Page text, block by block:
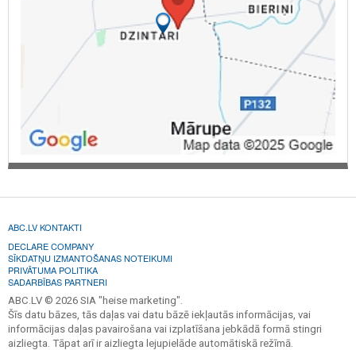
ABC.LV KONTAKTI
DECLARE COMPANY
SĪKDATŅU IZMANTOŠANAS NOTEIKUMI
PRIVĀTUMA POLITIKA
SADARBĪBAS PARTNERI
ABC.LV © 2026 SIA "heise marketing".
Šīs datu bāzes, tās daļas vai datu bāzē iekļautās informācijas, vai
informācijas daļas pavairošana vai izplatīšana jebkādā formā stingri
aizliegta. Tāpat arī ir aizliegta lejupielāde automātiskā režīmā.